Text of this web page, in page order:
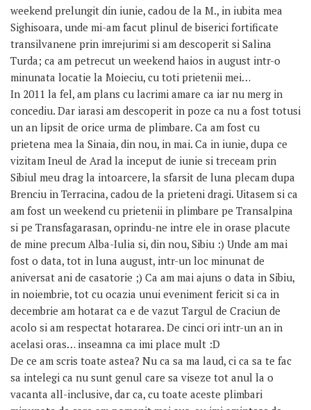
weekend prelungit din iunie, cadou de la M., in iubita mea
Sighisoara, unde mi-am facut plinul de biserici fortificate
transilvanene prin imrejurimi si am descoperit si Salina
Turda; ca am petrecut un weekend haios in august intr-o
minunata locatie la Moieciu, cu toti prietenii mei…
In 2011 la fel, am plans cu lacrimi amare ca iar nu merg in
concediu. Dar iarasi am descoperit in poze ca nu a fost totusi
un an lipsit de orice urma de plimbare. Ca am fost cu
prietena mea la Sinaia, din nou, in mai. Ca in iunie, dupa ce
vizitam Ineul de Arad la inceput de iunie si treceam prin
Sibiul meu drag la intoarcere, la sfarsit de luna plecam dupa
Brenciu in Terracina, cadou de la prieteni dragi. Uitasem si ca
am fost un weekend cu prietenii in plimbare pe Transalpina
si pe Transfagarasan, oprindu-ne intre ele in orase placute
de mine precum Alba-Iulia si, din nou, Sibiu :) Unde am mai
fost o data, tot in luna august, intr-un loc minunat de
aniversat ani de casatorie ;) Ca am mai ajuns o data in Sibiu,
in noiembrie, tot cu ocazia unui eveniment fericit si ca in
decembrie am hotarat ca e de vazut Targul de Craciun de
acolo si am respectat hotararea. De cinci ori intr-un an in
acelasi oras… inseamna ca imi place mult :D
De ce am scris toate astea? Nu ca sa ma laud, ci ca sa te fac
sa intelegi ca nu sunt genul care sa viseze tot anul la o
vacanta all-inclusive, dar ca, cu toate aceste plimbari